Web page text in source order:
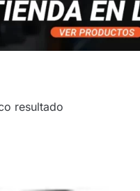
resultado